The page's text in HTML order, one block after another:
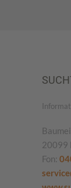
20099
Fon: